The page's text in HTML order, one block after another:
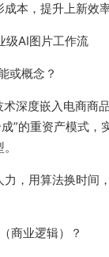
本，提升上新效
级AI图片工作流
或概念？
深度嵌入电商商
”的重资产模式，
，用算法换时间
商业逻辑）？